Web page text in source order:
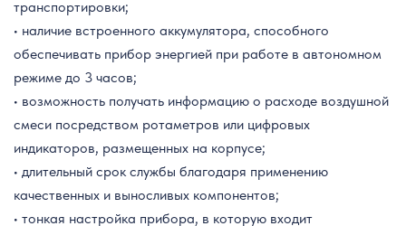
транспортировки;
• наличие встроенного аккумулятора, способного
обеспечивать прибор энергией при работе в автономном
режиме до 3 часов;
• возможность получать информацию о расходе воздушной
смеси посредством ротаметров или цифровых
индикаторов, размещенных на корпусе;
• длительный срок службы благодаря применению
качественных и выносливых компонентов;
• тонкая настройка прибора, в которую входит